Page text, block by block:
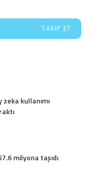
TAKIP ET
kullanımı
milyona taşıdı